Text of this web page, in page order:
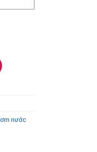
33-0.75 0.75Kw số lượng
nước